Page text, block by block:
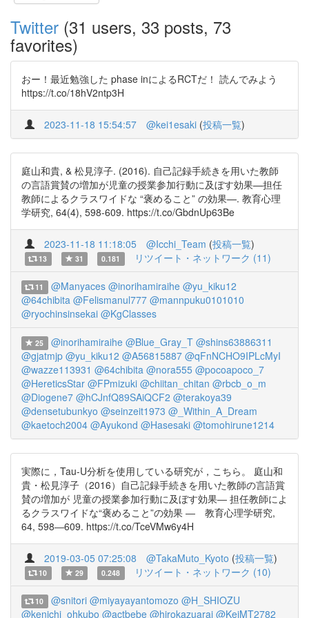
Twitter (31 users, 33 posts, 73
favorites)
おー！最近勉強した phase inによるRCTだ！ 読んでみよう
https://t.co/18hV2ntp3H
2023-11-18 15:54:57 @kei1esaki (投稿一覧)
庭山和貴, & 松見淳子. (2016). 自己記録手続きを用いた教師
の言語賞賛の増加が児童の授業参加行動に及ぼす効果—担任
教師によるクラスワイドな “褒めること” の効果—. 教育心理
学研究, 64(4), 598-609. https://t.co/GbdnUp63Be
2023-11-18 11:18:05 @Icchi_Team (投稿一覧)
13 31 0.181 リツイート・ネットワーク (11)
11 @Manyaces @inorihamiraihe @yu_kiku12
@64chibita @Felismanul777 @mannpuku0101010
@ryochinsinsekai @KgClasses
25 @inorihamiraihe @Blue_Gray_T @shins63886311
@gjatmjp @yu_kiku12 @A56815887 @qFnNCHO9IPLcMyI
@wazze113931 @64chibita @nora555 @pocoapoco_7
@HereticsStar @FPmizuki @chiitan_chitan @rbcb_o_m
@Diogene7 @hCJnfQ89SAiQCF2 @terakoya39
@densetubunkyo @seinzeit1973 @_Within_A_Dream
@kaetoch2004 @Ayukond @Hasesaki @tomohirune1214
実際に，Tau-U分析を使用している研究が，こちら。 庭山和
貴・松見淳子（2016）自己記録手続きを用いた教師の言語賞
賛の増加が 児童の授業参加行動に及ぼす効果― 担任教師によ
るクラスワイドな“褒めること”の効果 ― 教育心理学研究,
64, 598―609. https://t.co/TceVMw6y4H
2019-03-05 07:25:08 @TakaMuto_Kyoto (投稿一覧)
10 29 0.248 リツイート・ネットワーク (10)
10 @snitori @miyayayantomozo @H_SHIOZU
@kenichi_ohkubo @actbebe @hirokazuarai @KeiMT2782